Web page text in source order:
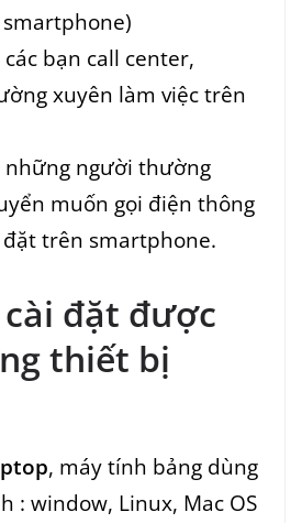
bạn call center,
xuyên làm việc trên
những người thường
muốn gọi điện thông
trên smartphone.
cài đặt được
thiết bị
, máy tính bảng dùng
: window, Linux, Mac OS